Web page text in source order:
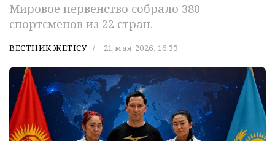
Мировое первенство собрало 380
спортсменов из 22 стран.
ВЕСТНИК ЖЕТІСУ 21 мая 2026, 16:33